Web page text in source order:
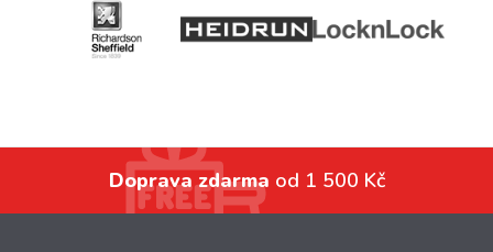
Doprava zdarma od 1 500 Kč